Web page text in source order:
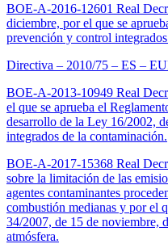
BOE-A-2016-12601 Real
diciembre, por el que se
prevención y control
Directiva – 2010/75 – ES –
BOE-A-2013-10949 Real
el que se aprueba el
desarrollo de la Ley 16/2002,
integrados de la contaminación.
BOE-A-2017-15368 Real
sobre la limitación de las
agentes contaminantes
combustión medianas y por el
34/2007, de 15 de noviembre,
atmósfera.